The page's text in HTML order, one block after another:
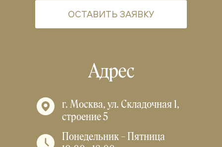
Адрес
ОСТАВИТЬ ЗАЯВКУ
г. Москва, ул. Складочная 1,
строение 5
Понедельник – Пятница